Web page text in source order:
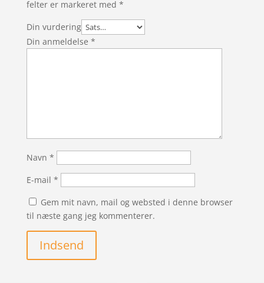
felter er markeret med *
Din vurdering
Din anmeldelse *
Navn *
E-mail *
Gem mit navn, mail og websted i denne browser
til næste gang jeg kommenterer.
Indsend